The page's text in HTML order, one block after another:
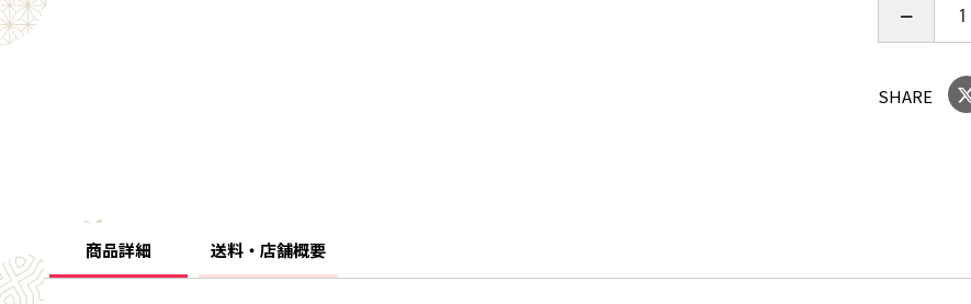
SHARE
商品詳細 送料・店舗概要